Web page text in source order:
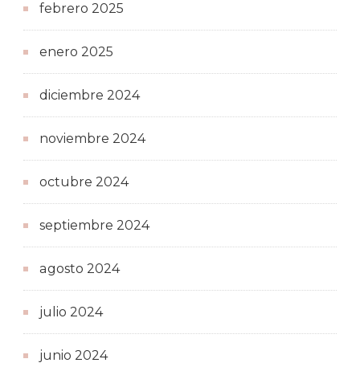
febrero 2025
enero 2025
diciembre 2024
noviembre 2024
octubre 2024
septiembre 2024
agosto 2024
julio 2024
junio 2024